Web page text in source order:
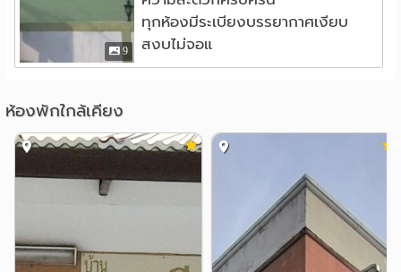
9
ทุกห้องมีระเบียงบรรยากาศเงียบ
สงบไม่จอแ
ห้องพักใกล้เคียง